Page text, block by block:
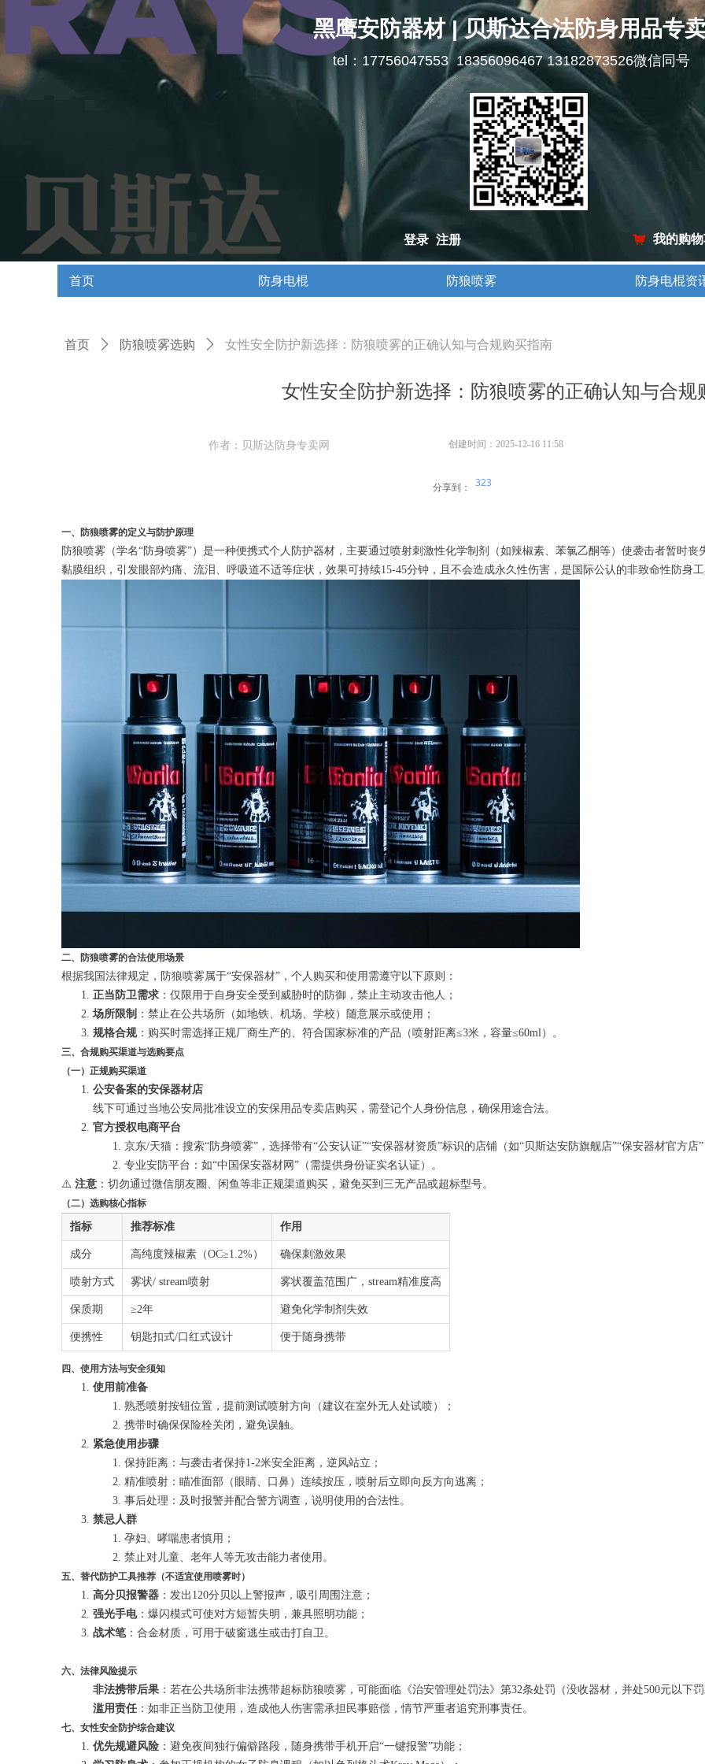
首页 防身电棍 防狼喷雾 防身电棍资
黑鹰安防器材 | 贝斯达合法防身用品专
낙 我的购
登录 注册
tel：17756047553 18356096467 13182873526微信同号
女性安全防护新选择：防狼喷雾的正确认知与合规
一、防狼喷雾的定义与防护原理
防狼喷雾（学名“防身喷雾”）是一种便携式个人防护器材，主要通过喷射刺激性化学制剂（如辣椒素、苯氯乙酮等）使袭击者暂时
黏膜组织，引发眼部灼痛、流泪、呼吸道不适等症状，效果可持续15-45分钟，且不会造成永久性伤害，是国际公认的非致命性防身
二、防狼喷雾的合法使用场景
根据我国法律规定，防狼喷雾属于“安保器材”，个人购买和使用需遵守以下原则：
正当防卫需求 ：仅限用于自身安全受到威胁时的防御，禁止主动攻击他人；
场所限制 ：禁止在公共场所（如地铁、机场、学校）随意展示或使用；
规格合规：购买时需选择正规厂商生产的、符合国家标准的产品（喷射距离≤3米，容量≤60ml）。
三、合规购买渠道与选购要点
（一）正规购买渠道
公安备案的安保器材店
线下可通过当地公安局批准设立的安保用品专卖店购买，需登记个人身份信息，确保用途合法。
官方授权电商平台
京东/天猫：搜索“防身喷雾”，选择带有“公安认证”“安保器材资质”标识的店铺（如“贝斯达安防旗舰店”“保安器材官方店
专业安防平台：如“中国保安器材网”（需提供身份证实名认证）。
⚠️ 注意 ：切勿通过微信朋友圈、闲鱼等非正规渠道购买，避免买到三无产品或超标型号。
（二）选购核心指标
指标 推荐标准 作用
成分 高纯度辣椒素（OC≥1.2%） 确保刺激效果
喷射方式 雾状/ stream喷射 雾状覆盖范围广，stream精准度高
保质期 ≥2年 避免化学制剂失效
便携性 钥匙扣式/口红式设计 便于随身携带
四、使用方法与安全须知
使用前准备
熟悉喷射按钮位置，提前测试喷射方向（建议在室外无人处试喷）；
携带时确保保险栓关闭，避免误触。
紧急使用步骤
保持距离：与袭击者保持1-2米安全距离，逆风站立；
精准喷射：瞄准面部（眼睛、口鼻）连续按压，喷射后立即向反方向逃离；
事后处理：及时报警并配合警方调查，说明使用的合法性。
禁忌人群
孕妇、哮喘患者慎用；
禁止对儿童、老年人等无攻击能力者使用。
五、替代防护工具推荐（不适宜使用喷雾时）
高分贝报警器 ：发出120分贝以上警报声，吸引周围注意；
强光手电：爆闪模式可使对方短暂失明，兼具照明功能；
战术笔：合金材质，可用于破窗逃生或击打自卫。
六、法律风险提示
非法携带后果 ：若在公共场所非法携带超标防狼喷雾，可能面临《治安管理处罚法》第32条处罚（没收器材，并处500元以下
滥用责任 ：如非正当防卫使用，造成他人伤害需承担民事赔偿，情节严重者追究刑事责任。
七、女性安全防护综合建议
优先规避风险 ：避免夜间独行偏僻路段，随身携带手机开启“一键报警”功能；
分享到： 323
创建时间： 2025-12-16 11:58
首页 ꄲ 防狼喷雾选购 ꄲ 女性安全防护新选择：防狼喷雾的正确认知与合规购买指南
作者：贝斯达防身专卖网